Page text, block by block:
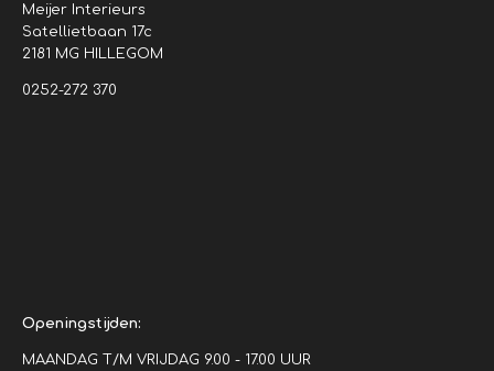
Meijer Interieurs
Satellietbaan 17c
2181 MG HILLEGOM
0252-272 370
Openingstijden:
MAANDAG T/M VRIJDAG 9.00 - 17.00 UUR